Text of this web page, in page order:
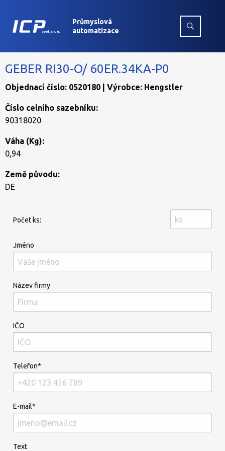
Průmyslová
automatizace
GEBER RI30-O/ 60ER.34KA-P0
Objednací číslo: 0520180 | Výrobce: Hengstler
Číslo celního sazebníku:
90318020
Váha (Kg):
0,94
Země původu:
DE
Počet ks:
Jméno
Název firmy
IČO
Telefon*
E-mail*
Text